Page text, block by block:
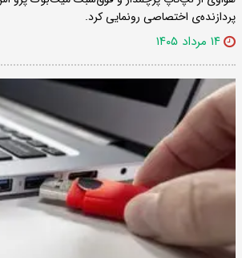
پردازنده‌ی اختصاصی رونمایی کرد.
۱۴ مرداد ۱۴۰۵